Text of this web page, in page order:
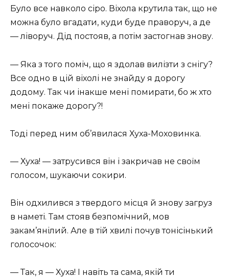
Було все навколо cіpo. Віхола крутила так, що не
можна було вгадати, куди буде праворуч, а де
— ліворуч. Дід постояв, а потім застогнав знову.
— Яка з того поміч, що я здолав вилізти з снігу?
Все одно в цій віхолі не знайду я дорогу
додому. Так чи інакше мені помирати, бо ж хто
мені покаже дорогу?!
Тоді перед ним об’явилася Хуха-Моховинка.
— Хуха! — затрусився він і закричав не своїм
голосом, шукаючи сокири.
Він одхилився з твердого місця й знову загруз
в наметі. Там стояв безпомічний, мов
закам’янілий. Але в тій хвилі почув тонісінький
голосочок:
— Так, я — Хуха! І навіть та сама, якій ти